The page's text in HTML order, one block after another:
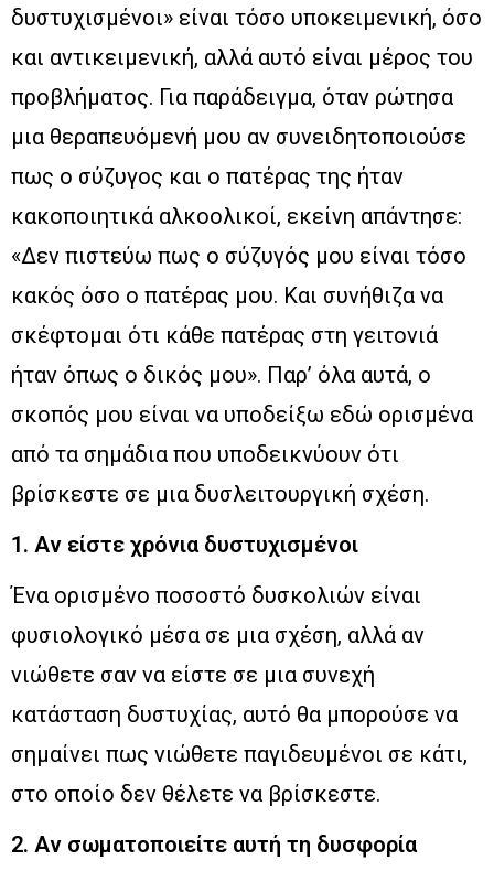
δυστυχισμένοι» είναι τόσο υποκειμενική, όσο
και αντικειμενική, αλλά αυτό είναι μέρος του
προβλήματος. Για παράδειγμα, όταν ρώτησα
μια θεραπευόμενή μου αν συνειδητοποιούσε
πως ο σύζυγος και ο πατέρας της ήταν
κακοποιητικά αλκοολικοί, εκείνη απάντησε:
«Δεν πιστεύω πως ο σύζυγός μου είναι τόσο
κακός όσο ο πατέρας μου. Και συνήθιζα να
σκέφτομαι ότι κάθε πατέρας στη γειτονιά
ήταν όπως ο δικός μου». Παρ’ όλα αυτά, ο
σκοπός μου είναι να υποδείξω εδώ ορισμένα
από τα σημάδια που υποδεικνύουν ότι
βρίσκεστε σε μια δυσλειτουργική σχέση.
1. Αν είστε χρόνια δυστυχισμένοι
Ένα ορισμένο ποσοστό δυσκολιών είναι
φυσιολογικό μέσα σε μια σχέση, αλλά αν
νιώθετε σαν να είστε σε μια συνεχή
κατάσταση δυστυχίας, αυτό θα μπορούσε να
σημαίνει πως νιώθετε παγιδευμένοι σε κάτι,
στο οποίο δεν θέλετε να βρίσκεστε.
2. Αν σωματοποιείτε αυτή τη δυσφορία